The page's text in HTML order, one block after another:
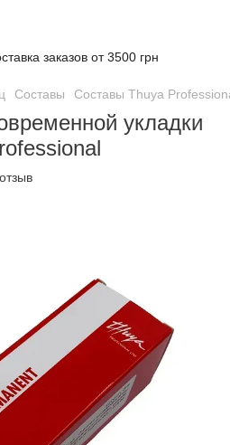
заказов от 3500 грн
Составы Составы Thuya
укладки